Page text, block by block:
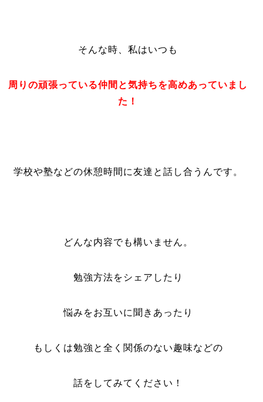
そんな時、私はいつも
周りの頑張っている仲間と気持ちを高めあっていまし
た！
学校や塾などの休憩時間に友達と話し合うんです。
どんな内容でも構いません。
勉強方法をシェアしたり
悩みをお互いに聞きあったり
もしくは勉強と全く関係のない趣味などの
話をしてみてください！